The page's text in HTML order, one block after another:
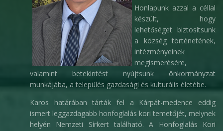
Honlapunk azzal a céllal
készült, hogy
lehetőséget biztosítsunk
a község történetének,
intézményeinek
megismerésére,
valamint betekintést nyújtsunk önkormányzat
munkájába, a település gazdasági és kulturális életébe.
Karos határában tárták fel a Kárpát-medence eddig
ismert leggazdagabb honfoglalás kori temetőjét, melynek
helyén Nemzeti Sírkert található. A Honfoglalás Kori